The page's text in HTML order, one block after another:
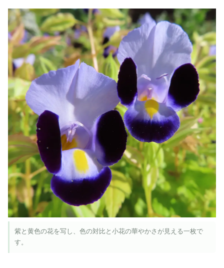
紫と黄色の花を写し、色の対比と小花の華やかさが見える一枚で
す。